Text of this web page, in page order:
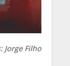
Jorge Filho